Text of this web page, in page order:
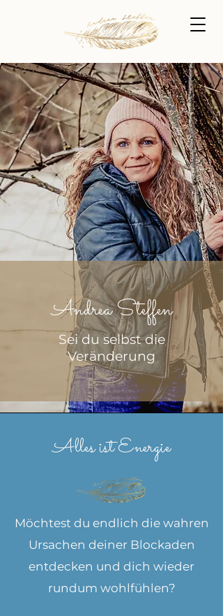
Andrea Steffen
Sei du selbst die
Veränderung
Alles ist Energie
Möchtest du endlich die wahren
Ursachen deiner Blockaden
entdecken und dich wieder
rundum wohlfühlen?